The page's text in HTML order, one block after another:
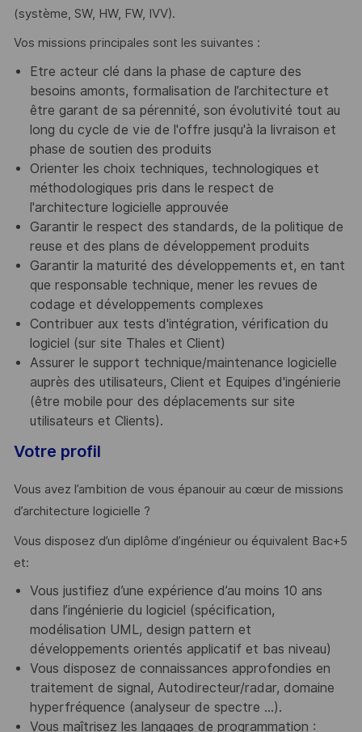
(système, SW, HW, FW, IVV).
Vos missions principales sont les suivantes :
Etre acteur clé dans la phase de capture des
besoins amonts, formalisation de l’architecture et
être garant de sa pérennité, son évolutivité tout au
long du cycle de vie de l'offre jusqu'à la livraison et
phase de soutien des produits
Orienter les choix techniques, technologiques et
méthodologiques pris dans le respect de
l'architecture logicielle approuvée
Garantir le respect des standards, de la politique de
reuse et des plans de développement produits
Garantir la maturité des développements et, en tant
que responsable technique, mener les revues de
codage et développements complexes
Contribuer aux tests d'intégration, vérification du
logiciel (sur site Thales et Client)
Assurer le support technique/maintenance logicielle
auprès des utilisateurs, Client et Equipes d'ingénierie
(être mobile pour des déplacements sur site
utilisateurs et Clients).
Votre profil
Vous avez l’ambition de vous épanouir au cœur de missions
d’architecture logicielle ?
Vous disposez d’un diplôme d’ingénieur ou équivalent Bac+5
et:
Vous justifiez d’une expérience d’au moins 10 ans
dans l’ingénierie du logiciel (spécification,
modélisation UML, design pattern et
développements orientés applicatif et bas niveau)
Vous disposez de connaissances approfondies en
traitement de signal, Autodirecteur/radar, domaine
hyperfréquence (analyseur de spectre ...).
Vous maîtrisez les langages de programmation :